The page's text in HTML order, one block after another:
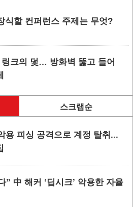
식할 컨퍼런스 주제는 무엇?
크의 덫… 방화벽 뚫고 들어
스크랩순
용 피싱 공격으로 계정 탈취...
” 中 해커 ‘딥시크’ 악용한 자율